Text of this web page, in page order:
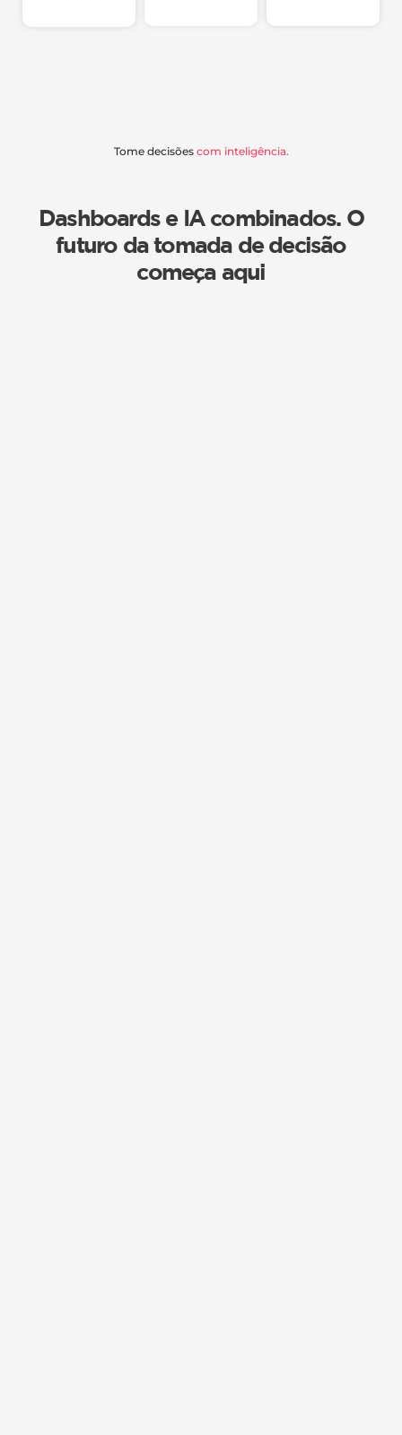
Tome decisões com inteligência.
Dashboards e IA combinados. O
futuro da tomada de decisão
começa aqui